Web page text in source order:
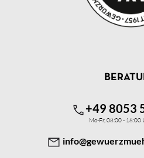
+49 8053
Mo-Fr, 08:00 - 18:00